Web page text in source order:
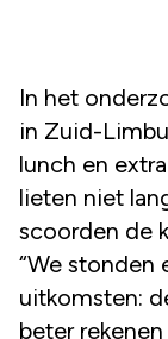
In het onderzoek kregen basisschoolkinderen
in Zuid-
lunch en
lieten niet
scoorden de
“We stonden
uitkomsten:
beter